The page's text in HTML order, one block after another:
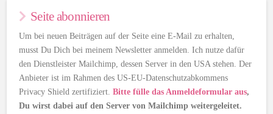
Seite abonnieren
Um bei neuen Beiträgen auf der Seite eine E-Mail zu erhalten,
musst Du Dich bei meinem Newsletter anmelden. Ich nutze dafür
den Dienstleister Mailchimp, dessen Server in den USA stehen. Der
Anbieter ist im Rahmen des US-EU-Datenschutzabkommens
Privacy Shield zertifiziert.Bitte fülle das Anmeldeformular aus,
Du wirst dabei auf den Server von Mailchimp weitergeleitet.